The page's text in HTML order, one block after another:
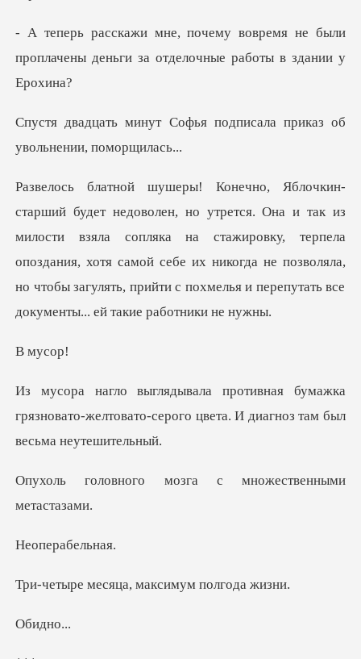
ремя не были
проплачены деньги за о
фья подписала приказ об
илости взяла сопляка на стажировку, терпела
опоздания, хотя самой себе их никогда не позволяла,
му
мажка
грязновато-желтовато-серого цвета.
мозга с множеств
рабел
яца, максимум
дно